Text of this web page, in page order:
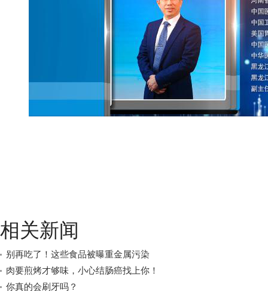
相关新闻
别再吃了！这些食品被曝重金属污染
肉要煎烤才够味，小心结肠癌找上你！
你真的会刷牙吗？